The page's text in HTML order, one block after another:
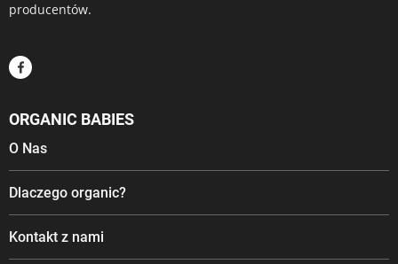
producentów.
ORGANIC BABIES
O Nas
Dlaczego organic?
Kontakt z nami